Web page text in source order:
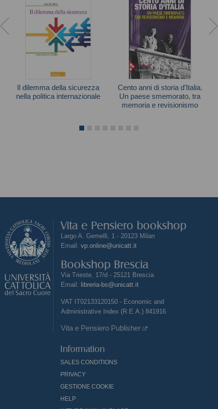
Il dilemma della sicurezza
nella politica internazionale
Cento anni di storia d'Italia.
Un paese smemorato, tra
memoria e revisionismo
Vita e Pensiero bookshop
Largo A. Gemelli, 1 - 20123 Milan
Email: vp.online@unicatt.it
Bookshop Brescia
Via Trieste, 17/d - 25121 Brescia
Email: libreria-bs@unicatt.it
VAT IT02133120150 - Economic and
Administrative Index (R.E.A.) 841916
Vita e Pensiero Publisher
Information
SALES CONDITIONS
PRIVACY
GESTIONE COOKIE
HELP